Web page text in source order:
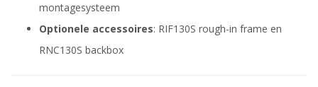
montagesysteem
Optionele accessoires: RIF130S rough-in frame en
RNC130S backbox